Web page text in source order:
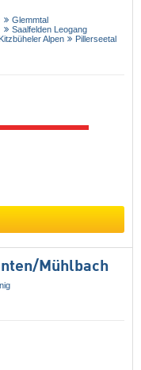
Glemmtal
Saalfelden Leogang
Kitzbüheler Alpen Pillerseetal
​Mühlbach